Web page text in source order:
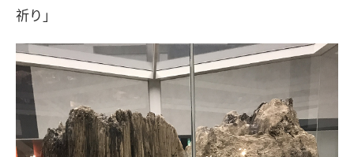
祈り」